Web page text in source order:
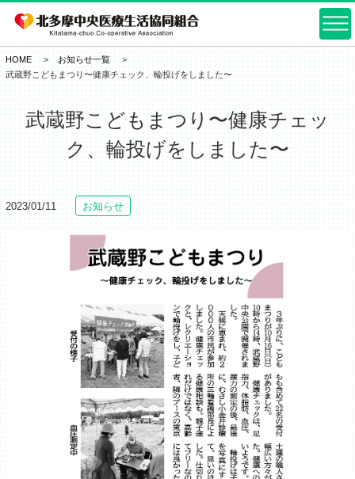
HOME
お知らせ一覧
武蔵野こどもまつり〜健康チェック、輪投げをしました〜
武蔵野こどもまつり〜健康チェッ
ク、輪投げをしました〜
2023/01/11 お知らせ